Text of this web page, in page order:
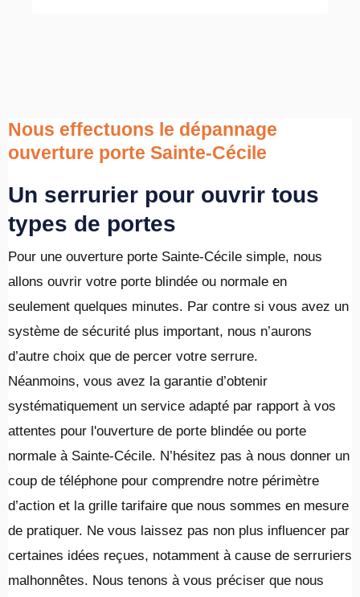
Nous effectuons le dépannage
ouverture porte Sainte-Cécile
Un serrurier pour ouvrir tous
types de portes
Pour une ouverture porte Sainte-Cécile simple, nous
allons ouvrir votre porte blindée ou normale en
seulement quelques minutes. Par contre si vous avez un
système de sécurité plus important, nous n’aurons
d’autre choix que de percer votre serrure.
Néanmoins, vous avez la garantie d’obtenir
systématiquement un service adapté par rapport à vos
attentes pour l'ouverture de porte blindée ou porte
normale à Sainte-Cécile. N’hésitez pas à nous donner un
coup de téléphone pour comprendre notre périmètre
d’action et la grille tarifaire que nous sommes en mesure
de pratiquer. Ne vous laissez pas non plus influencer par
certaines idées reçues, notamment à cause de serruriers
malhonnêtes. Nous tenons à vous préciser que nous